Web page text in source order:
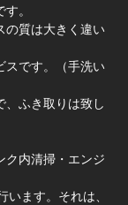
。
の質は大きく違い
スです。（手洗い
ふき取りは致し
ク内清掃・エンジ
ます。それは、